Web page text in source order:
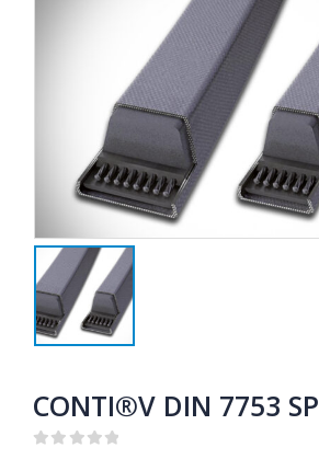
CONTI®V DIN 7753